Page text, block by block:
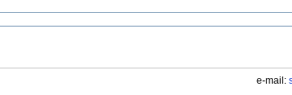
e-mail: